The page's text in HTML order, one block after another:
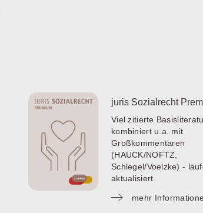
juris Sozialrecht
Viel zitierte
kombiniert u.a. mit
Großkommentaren
(HAUCK/NOFTZ,
Schlegel/Voelzke) -
aktualisiert.
mehr